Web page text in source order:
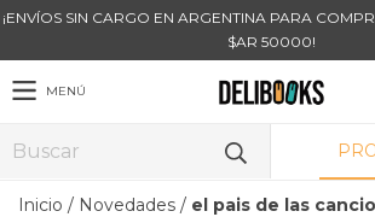
¡ENVÍOS SIN CARGO EN ARGENTINA PARA
$AR 50000!
MENÚ
Inicio / Novedades / el pais de las